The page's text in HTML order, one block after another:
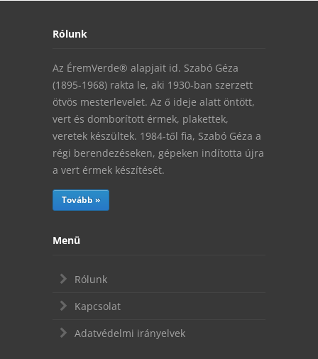
Rólunk
Az ÉremVerde® alapjait id. Szabó Géza
(1895-1968) rakta le, aki 1930-ban szerzett
ötvös mesterlevelet. Az ő ideje alatt öntött,
vert és domborított érmek, plakettek,
veretek készültek. 1984-től fia, Szabó Géza a
régi berendezéseken, gépeken indította újra
a vert érmek készítését.
Tovább »
Menü
Rólunk
Kapcsolat
Adatvédelmi irányelvek